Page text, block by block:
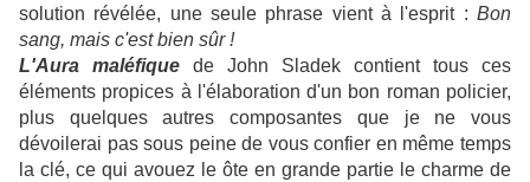
solution révélée, une seule phrase vient à l'esprit : Bon
sang, mais c'est bien sûr !
L'Aura maléfique de John Sladek contient tous ces
éléments propices à l'élaboration d'un bon roman policier,
plus quelques autres composantes que je ne vous
dévoilerai pas sous peine de vous confier en même temps
la clé, ce qui avouez le ôte en grande partie le charme de